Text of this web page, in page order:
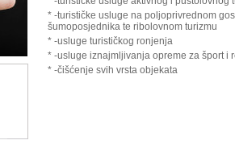
* -turističke usluge na poljoprivrednom
šumoposjednika te ribolovnom turizmu
* -usluge turističkog ronjenja
* -usluge iznajmljivanja opreme za šport i
* -čišćenje svih vrsta objekata